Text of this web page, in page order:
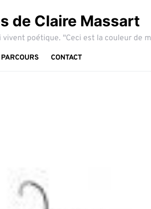
de Claire Massart
poétique. "Ceci est la couleur de
PARCOURS CONTACT